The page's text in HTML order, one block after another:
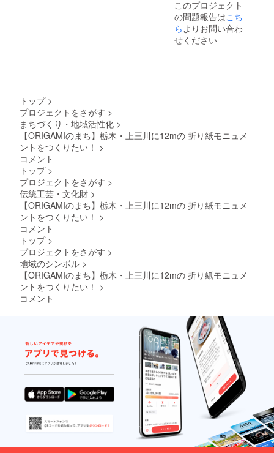
チラシ
に名前
を掲載
する権
利
込みま
す。 チ
クネー
ム）ま
方法：
文字の
掲載は
不可 ・
掲載サ
イズ：
小
（6×X1.
8ｃｍ程
度）※寸
法は多
少前後
する可
能性が
ござい
ます。
19×X 高
さ13ｃ
ｍ程
度） ・
支援
い。
②ORIG
ディン
グ協賛
（中）
掲載し
の上三
川地域
に折り
込みま
す。 チ
ラシに
は支援
者様の
お名前
（ニッ
クネー
ム）ま
たは企
業名を
み、ロ
ゴ／バ
ナーの
掲載は
不可
色の選
択はで
高さ16
ｃｍ程
望され
るお名
い。
②ORIG
AMIモ
ニュメ
ントク
ラウド
ファン
ディン
グ協賛
チラシ
に名前
を掲載
する権
利
このプロジェクト
の問題報告はこち
ら よりお問い合わ
せください
トップ >
プロジェクトをさがす >
まちづくり・地域活性化 >
【ORIGAMIのまち】栃木・上三川に12mの 折り紙モニュメ
ントをつくりたい！ >
コメント
トップ >
プロジェクトをさがす >
伝統工芸・文化財 >
【ORIGAMIのまち】栃木・上三川に12mの 折り紙モニュメ
ントをつくりたい！ >
コメント
トップ >
プロジェクトをさがす >
地域のシンボル >
【ORIGAMIのまち】栃木・上三川に12mの 折り紙モニュメ
ントをつくりたい！ >
コメント